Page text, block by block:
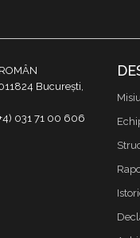
București,
031 71 00 606